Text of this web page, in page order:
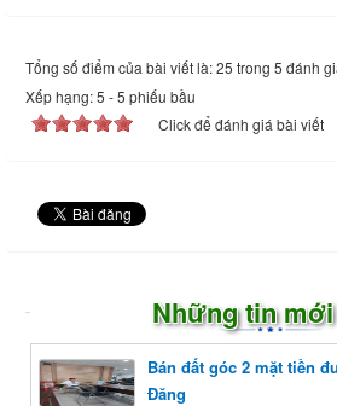
Tổng số điểm của bài viết là: 25 trong 5 đánh
Xếp hạng:5 -5 phiếu bầu
Click để đánh giá bài viết
Những tin
Bán đất góc 2 mặt tiền
Đăng